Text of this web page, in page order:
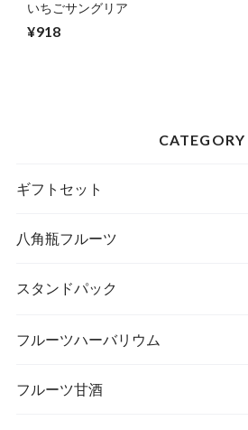
いちごサングリア
¥918
CATEGORY
ギフトセット
八角瓶フルーツ
スタンドパック
フルーツハーバリウム
フルーツ甘酒